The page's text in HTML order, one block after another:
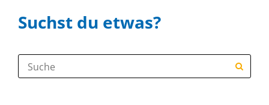
Suchst du etwas?
Suche: